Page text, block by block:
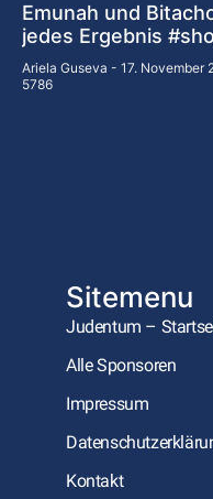
Emunah und
jedes Ergebnis
Ariela Guseva
17. November
5786
Sitemenu
Judentum –
Alle Sponsoren
Impressum
Kontakt